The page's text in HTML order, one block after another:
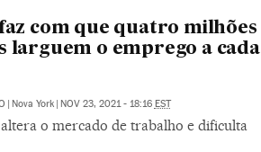
com que quatro milhões
larguem o emprego a cada
| Nova York | NOV 23, 2021 - 18:16 EST
o mercado de trabalho e dificulta